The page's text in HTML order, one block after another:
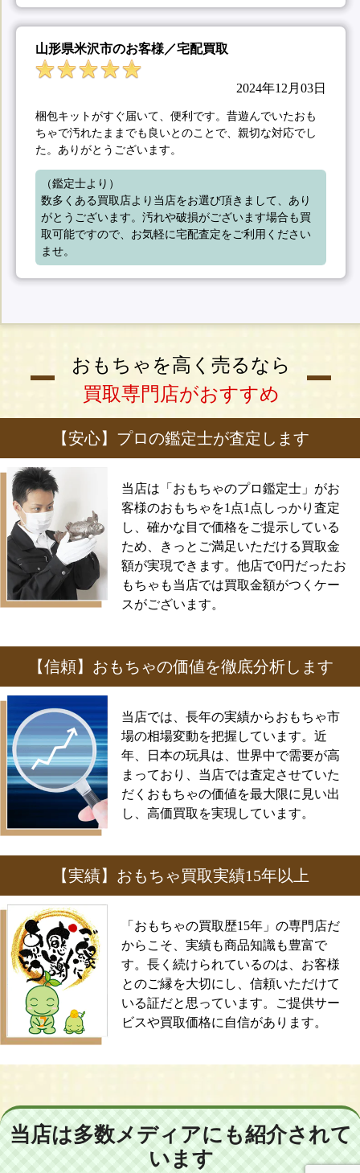
山形県米沢市のお客様／宅配買取
2024年12月03日
梱包キットがすぐ届いて、便利です。昔遊んでいたおも
ちゃで汚れたままでも良いとのことで、親切な対応でし
た。ありがとうございます。
（鑑定士より）
数多くある買取店より当店をお選び頂きまして、あり
がとうございます。汚れや破損がございます場合も買
取可能ですので、お気軽に宅配査定をご利用ください
ませ。
おもちゃを高く売るなら
買取専門店がおすすめ
【安心】プロの鑑定士が査定します
当店は「おもちゃのプロ鑑定士」がお
客様のおもちゃを1点1点しっかり査定
し、確かな目で価格をご提示している
ため、きっとご満足いただける買取金
額が実現できます。他店で0円だったお
もちゃも当店では買取金額がつくケー
スがございます。
【信頼】おもちゃの価値を徹底分析します
当店では、長年の実績からおもちゃ市
場の相場変動を把握しています。近
年、日本の玩具は、世界中で需要が高
まっており、当店では査定させていた
だくおもちゃの価値を最大限に見い出
し、高価買取を実現しています。
【実績】おもちゃ買取実績15年以上
「おもちゃの買取歴15年」の専門店だ
からこそ、実績も商品知識も豊富で
す。長く続けられているのは、お客様
とのご縁を大切にし、信頼いただけて
いる証だと思っています。ご提供サー
ビスや買取価格に自信があります。
当店は多数メディアにも紹介されて
います